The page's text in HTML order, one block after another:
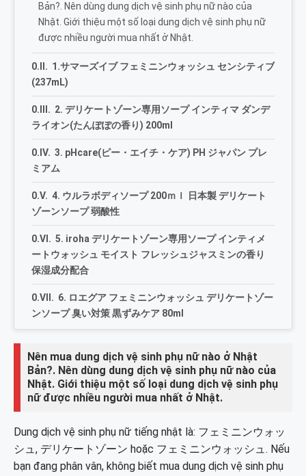
Bản?. Nên dùng dung dịch vệ sinh phụ nữ nào của
Nhật. Giới thiệu một số loại dung dịch vệ sinh phụ nữ
được nhiều người mua nhất ở Nhật.
1.サマーズイブ フェミニンウォッシュ センシティブ
(237mL)
2. デリケートゾーン専用ソープ インティマ ダンデ
ライオン(たんぽぽの香り) 200ml
3. pHcare(ピー・エイチ・ケア) PH ジャパン プレ
ミアム
4. ウルラボディソープ 200ｍｌ 日本製 デリケート
ゾーンソープ 弱酸性
5. iroha デリケートゾーン専用ソープ インティメ
ートウォッシュ モイスト フレッシュジャスミンの香り
保湿成分配合
6. ロエグア フェミニンウォッシュ デリケートゾー
ンソープ 臭い対策 黒ずみケア 80ml
Nên mua dung dịch vệ sinh phụ nữ nào ở Nhật
Bản?. Nên dùng dung dịch vệ sinh phụ nữ nào của
Nhật. Giới thiệu một số loại dung dịch vệ sinh phụ
nữ được nhiều người mua nhất ở Nhật.
Dung dịch vệ sinh phụ nữ tiếng nhật là: フェミニンウォッ
シュ, デリケートゾーン hoặc フェミニンウォッシュ. Nếu
bạn đang phân vân, không biết mua dung dịch vệ sinh phụ